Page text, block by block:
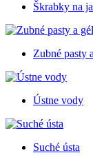
Škrabky na
Zubné pasty
Ústne vody
Suché ústa